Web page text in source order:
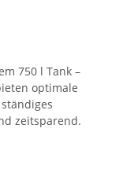
750 l Tank –
optimale
zeitsparend.